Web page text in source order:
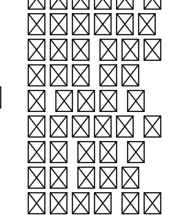
랙홀로부터의
탈출이 불가능
해지는 경계
를 사건의 지
평선이라고 한
다. 어떤 물
체가 사건의
지평선을 넘어